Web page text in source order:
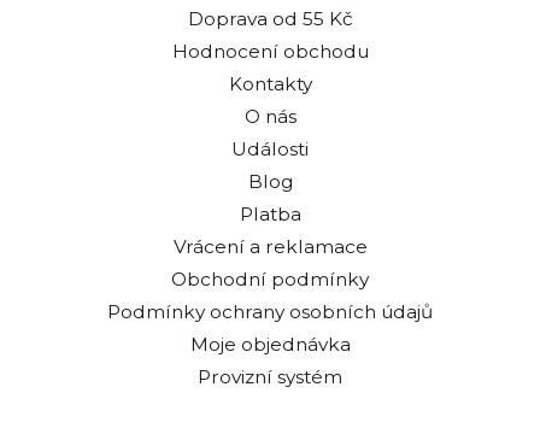
Doprava od 55 Kč
Hodnocení obchodu
Kontakty
O nás
Události
Blog
Platba
Vrácení a reklamace
Obchodní podmínky
Podmínky ochrany osobních údajů
Moje objednávka
Provizní systém